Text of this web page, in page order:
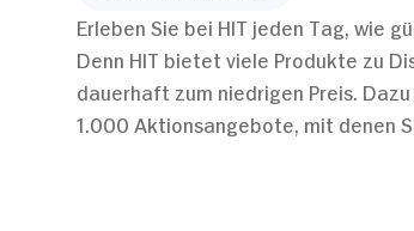
Erleben Sie bei HIT jeden Tag, wie
Denn HIT bietet viele Produkte zu
dauerhaft zum niedrigen Preis.
1.000 Aktionsangebote, mit denen